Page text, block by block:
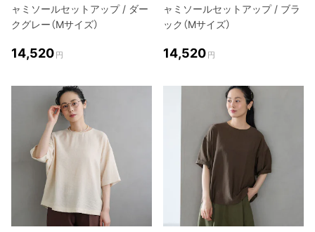
ャミソールセットアップ / ダー
クグレー（Mサイズ）
14,520 円
ャミソールセットアップ / ブラ
ック（Mサイズ）
14,520 円